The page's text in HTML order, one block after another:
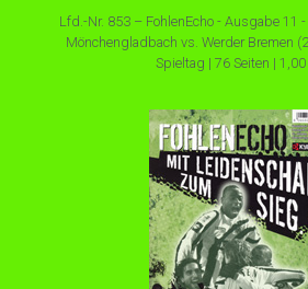
Lfd.-Nr. 853 – FohlenEcho - Ausgabe 11
Mönchengladbach vs. Werder Bremen
Spieltag | 76 Seiten | 1,00